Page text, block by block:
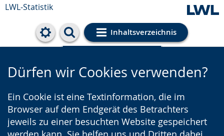
LWL-Statistik
Inhaltsverzeichnis
Cookie-Einstellungen
Dürfen wir Cookies verwenden?
Ein Cookie ist eine Textinformation, die im
Browser auf dem Endgerät des Betrachters
jeweils zu einer besuchten Website gespeichert